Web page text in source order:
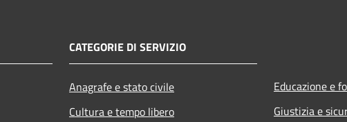
CATEGORIE DI SERVIZIO
Anagrafe e stato civile
Cultura e tempo libero
Educazione e
Giustizia e